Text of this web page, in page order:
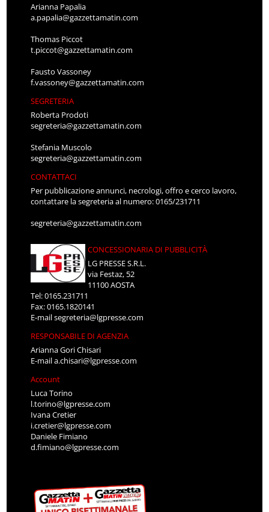
Arianna Papalia
a.papalia@gazzettamatin.com
Thomas Piccot
t.piccot@gazzettamatin.com
Fausto Vassoney
f.vassoney@gazzettamatin.com
SEGRETERIA
Roberta Prodoti
segreteria@gazzettamatin.com
Stefania Muscolo
segreteria@gazzettamatin.com
CONTATTACI
Per pubblicazione annunci, necrologi, offro e cerco lavoro,
contattare la segreteria al numero: 0165/231711
segreteria@gazzettamatin.com
CONCESSIONARIA DI PUBBLICITÀ
LG PRESSE S.R.L.
via Festaz, 52
11100 AOSTA
Tel: 0165.231711
Fax: 0165.1820141
E-mailsegreteria@lgpresse.com
RESPONSABILE DI AGENZIA
Arianna Gori Chisari
E-maila.chisari@lgpresse.com
Account
Luca Torino
l.torino@lgpresse.com
Ivana Cretier
i.cretier@lgpresse.com
Daniele Fimiano
d.fimiano@lgpresse.com